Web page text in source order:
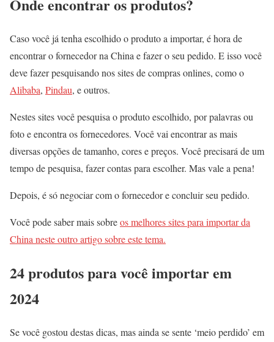
Onde encontrar os produtos?
Caso você já tenha escolhido o produto a importar, é hora de
encontrar o fornecedor na China e fazer o seu pedido. E isso você
deve fazer pesquisando nos sites de compras onlines, como o
Alibaba, Pindau, e outros.
Nestes sites você pesquisa o produto escolhido, por palavras ou
foto e encontra os fornecedores. Você vai encontrar as mais
diversas opções de tamanho, cores e preços. Você precisará de um
tempo de pesquisa, fazer contas para escolher. Mas vale a pena!
Depois, é só negociar com o fornecedor e concluir seu pedido.
Você pode saber mais sobreos melhores sites para importar da
China neste outro artigo sobre este tema.
24 produtos para você importar em
2024
Se você gostou destas dicas, mas ainda se sente ‘meio perdido’ em